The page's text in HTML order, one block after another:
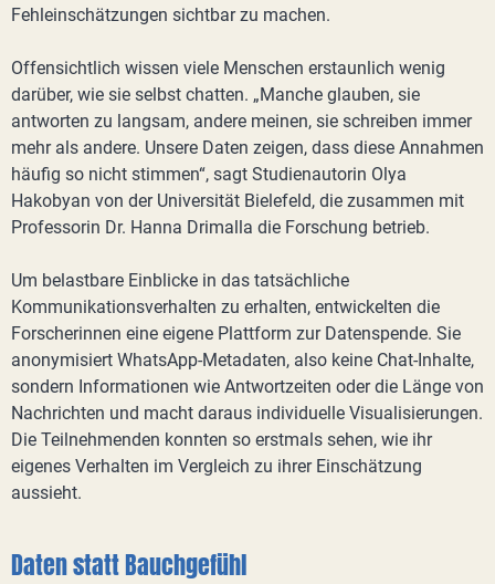
Fehleinschätzungen sichtbar zu machen.
Offensichtlich wissen viele Menschen erstaunlich wenig
darüber, wie sie selbst chatten. „Manche glauben, sie
antworten zu langsam, andere meinen, sie schreiben immer
mehr als andere. Unsere Daten zeigen, dass diese Annahmen
häufig so nicht stimmen“, sagt Studienautorin Olya
Hakobyan von der Universität Bielefeld, die zusammen mit
Professorin Dr. Hanna Drimalla die Forschung betrieb.
Um belastbare Einblicke in das tatsächliche
Kommunikationsverhalten zu erhalten, entwickelten die
Forscherinnen eine eigene Plattform zur Datenspende. Sie
anonymisiert WhatsApp-Metadaten, also keine Chat-Inhalte,
sondern Informationen wie Antwortzeiten oder die Länge von
Nachrichten und macht daraus individuelle Visualisierungen.
Die Teilnehmenden konnten so erstmals sehen, wie ihr
eigenes Verhalten im Vergleich zu ihrer Einschätzung
aussieht.
Daten statt Bauchgefühl